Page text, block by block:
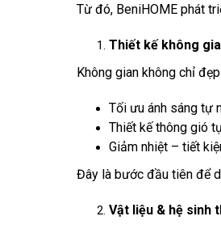
Từ đó, BeniHOME phát
Thiết kế không
Không gian không chỉ
Tối ưu ánh sáng tự
Thiết kế thông gió
Giảm nhiệt – tiết
Đây là bước đầu tiên để
Vật liệu & hệ sinh